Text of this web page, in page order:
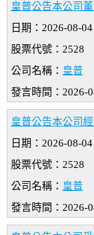
皇普公告本公司
日期：2026-08-04
股票代號：2528
公司名稱： 皇普
發言時間：2026-
皇普公告本公司
日期：2026-08-04
股票代號：2528
公司名稱： 皇普
發言時間：2026-